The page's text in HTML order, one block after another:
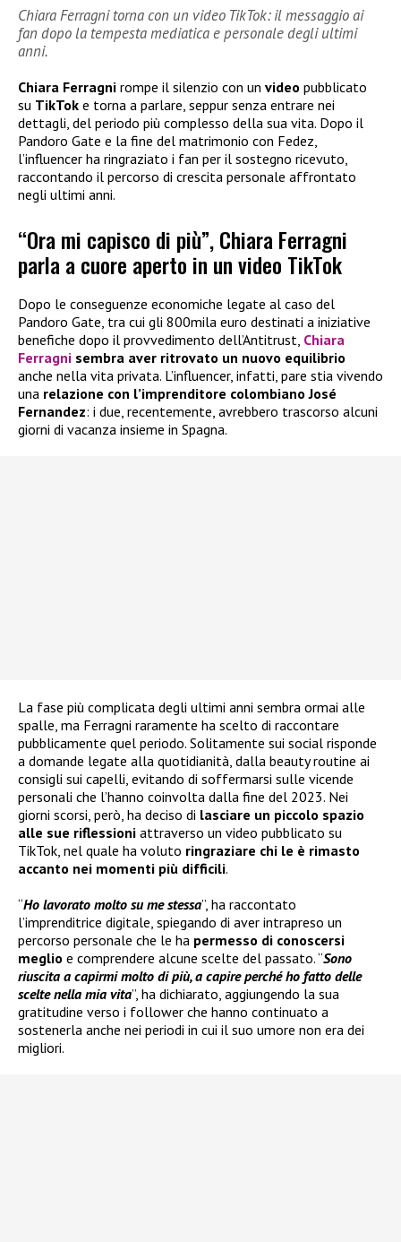
Chiara Ferragni torna con un video TikTok: il messaggio ai
fan dopo la tempesta mediatica e personale degli ultimi
anni.
Chiara Ferragni rompe il silenzio con un video pubblicato
su TikTok e torna a parlare, seppur senza entrare nei
dettagli, del periodo più complesso della sua vita. Dopo il
Pandoro Gate e la fine del matrimonio con Fedez,
l’influencer ha ringraziato i fan per il sostegno ricevuto,
raccontando il percorso di crescita personale affrontato
negli ultimi anni.
“Ora mi capisco di più”, Chiara Ferragni
parla a cuore aperto in un video TikTok
Dopo le conseguenze economiche legate al caso del
Pandoro Gate, tra cui gli 800mila euro destinati a iniziative
benefiche dopo il provvedimento dell’Antitrust, Chiara
Ferragni sembra aver ritrovato un nuovo equilibrio
anche nella vita privata. L’influencer, infatti, pare stia vivendo
una relazione con l’imprenditore colombiano José
Fernandez: i due, recentemente, avrebbero trascorso alcuni
giorni di vacanza insieme in Spagna.
La fase più complicata degli ultimi anni sembra ormai alle
spalle, ma Ferragni raramente ha scelto di raccontare
pubblicamente quel periodo. Solitamente sui social risponde
a domande legate alla quotidianità, dalla beauty routine ai
consigli sui capelli, evitando di soffermarsi sulle vicende
personali che l’hanno coinvolta dalla fine del 2023. Nei
giorni scorsi, però, ha deciso di lasciare un piccolo spazio
alle sue riflessioni attraverso un video pubblicato su
TikTok, nel quale ha voluto ringraziare chi le è rimasto
accanto nei momenti più difficili.
“Ho lavorato molto su me stessa”, ha raccontato
l’imprenditrice digitale, spiegando di aver intrapreso un
percorso personale che le ha permesso di conoscersi
meglio e comprendere alcune scelte del passato. “Sono
riuscita a capirmi molto di più, a capire perché ho fatto delle
scelte nella mia vita”, ha dichiarato, aggiungendo la sua
gratitudine verso i follower che hanno continuato a
sostenerla anche nei periodi in cui il suo umore non era dei
migliori.